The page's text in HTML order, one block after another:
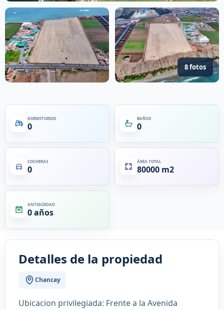
8 fotos
DORMITORIOS
0
BAÑOS
0
COCHERAS
0
ÁREA TOTAL
80000 m2
ANTIGÜEDAD
0 años
Detalles de la propiedad
Chancay
Ubicacion privilegiada: Frente a la Avenida